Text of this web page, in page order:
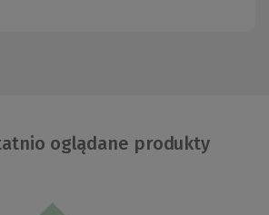
oglądane produkty